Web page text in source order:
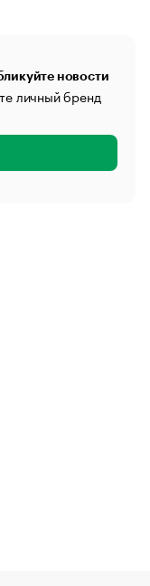
новости
личный бренд